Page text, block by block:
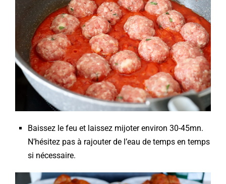
Baissez le feu et laissez mijoter environ 30-45mn.
N’hésitez pas à rajouter de l’eau de temps en temps
si nécessaire.